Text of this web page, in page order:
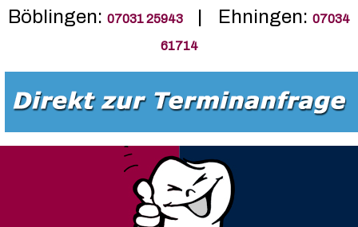
Böblingen: 07031 25943 | Ehningen: 07034
61714